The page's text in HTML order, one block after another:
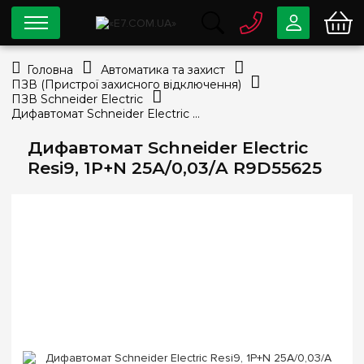
Дифавтомат Schneider Electric
Resi9, 1P+N 25А/0,03/A R9D55625
0 800 33-63-07
Безкоштовно
info@e7.com.ua
044
Viber Telegram
Головна
Автоматика та захист
ПЗВ (Пристрої захисного відключення)
ПЗВ Schneider Electric
Дифавтомат Schneider Electric Resi9, 1P+N 25А/0,03/A R9D55625